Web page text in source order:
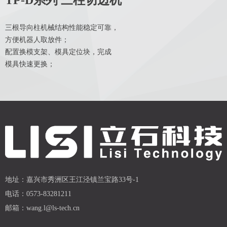
三根导向柱机械结构性能稳定可靠，
方便机器人取放件；
配置换模支架、模具定位块，完成
模具快速更换；
地址： 嘉兴市秀洲区王江泾镇兰宝路33号-1
电话： 0573-83281211
邮箱： wang.l@ls-tech.cn